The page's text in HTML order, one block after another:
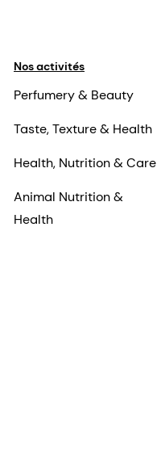
Nos activités
Perfumery & Beauty
Taste, Texture & Health
Health, Nutrition & Care
Animal Nutrition &
Health